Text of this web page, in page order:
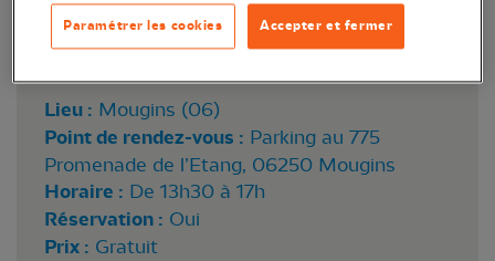
Lieu : Mougins (06)
Point de rendez-vous : Parking au 775
Promenade de l’Etang, 06250 Mougins
Horaire : De 13h30 à 17h
Réservation : Oui
Prix : Gratuit
Accepter et fermer
Paramétrer les cookies